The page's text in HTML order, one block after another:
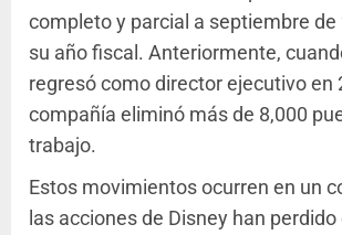
completo y parcial a septiembre de
su año fiscal. Anteriormente,
regresó como director ejecutivo en
compañía eliminó más de 8,000
trabajo.
Estos movimientos ocurren en un
las acciones de Disney han